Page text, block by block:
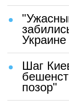
Украине
Шаг
позор"